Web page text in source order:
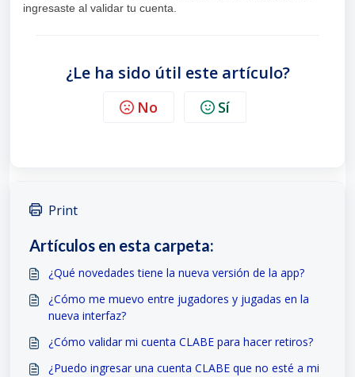
ingresaste al validar tu cuenta.
¿Le ha sido útil este artículo?
No Sí
Print
Artículos en esta carpeta:
¿Qué novedades tiene la nueva versión de la app?
¿Cómo me muevo entre jugadores y jugadas en la
nueva interfaz?
¿Cómo validar mi cuenta CLABE para hacer retiros?
¿Puedo ingresar una cuenta CLABE que no esté a mi